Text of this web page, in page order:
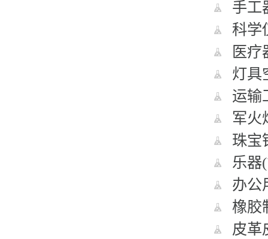
手工
科学
医疗
灯具
运输
军火
珠宝
乐器
办公
橡胶
皮革